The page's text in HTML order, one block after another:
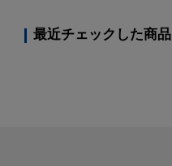
最近チェックした商品